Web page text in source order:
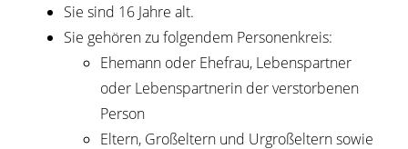
Sie sind 16 Jahre alt.
Sie gehören zu folgendem Personenkreis:
Ehemann oder Ehefrau, Lebenspartner
oder Lebenspartnerin der verstorbenen
Person
Eltern, Großeltern und Urgroßeltern sowie